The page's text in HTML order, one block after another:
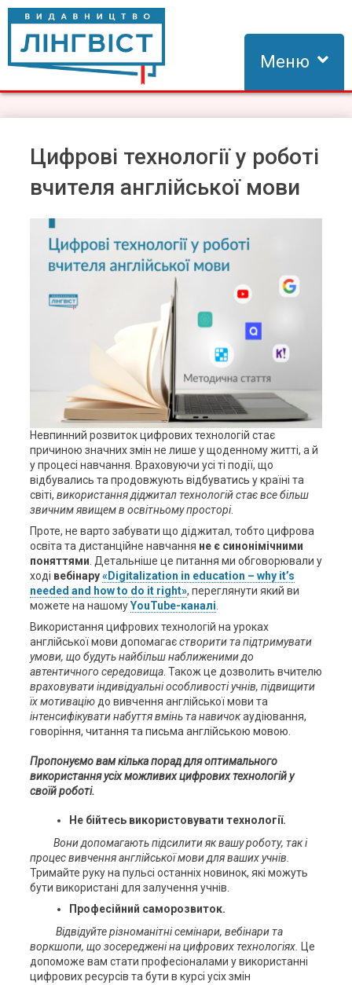
Skip
content
Видавництво Лінгвіст
Видавництво Лінгвіст – адаптація та створення видань для
Меню
Цифрові технології у роботі
вчителя англійської мови
Невпинний розвиток цифрових технологій стає
причиною значних змін не лише у щоденному житті, а й
у процесі навчання. Враховуючи усі ті події, що
відбувались та продовжують відбуватись у країні та
світі, використання діджитал технологій стає все більш
звичним явищем в освітньому просторі.
Проте, не варто забувати що діджитал, тобто цифрова
освіта та дистанційне навчання не є синонімічними
поняттями . Детальніше це питання ми обговорювали у
ході вебінару «Digitalization in education – why it’s
needed and how to do it right», переглянути який ви
можете на нашомуYouTube-каналі
Використання цифрових технологій на уроках
англійської мови допомагаєстворити та підтримувати
умови, що будуть найбільш наближеними до
автентичного середовища. Також це дозволить вчителю
враховувати індивідуальні особливості учнів, підвищити
їх мотиваціюдо вивчення англійської мови та
інтенсифікувати набуття вмінь та навичокаудіювання,
говоріння, читання та письма англійською мовою.
Пропонуємо вам кілька порад для оптимального
використання усіх можливих цифрових технологій у
своїй роботі.
Не бійтесь використовувати технології.
Вони допомагають підсилити як вашу роботу, так і
процес вивчення англійської мови для ваших учнів.
Тримайте руку на пульсі останніх новинок, які можуть
бути використані для залучення учнів.
Професійний саморозвиток.
Відвідуйте різноманітні семінари, вебінари та
воркшопи, що зосереджені на цифрових технологіях. Це
допоможе вам стати професіоналами у використанні
цифрових ресурсів та бути в курсі усіх змін